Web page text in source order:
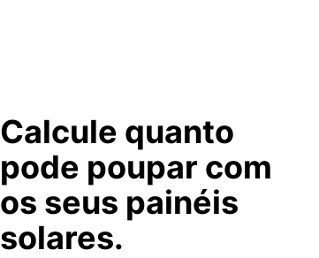
Calcule quanto
pode poupar com
os seus painéis
solares.